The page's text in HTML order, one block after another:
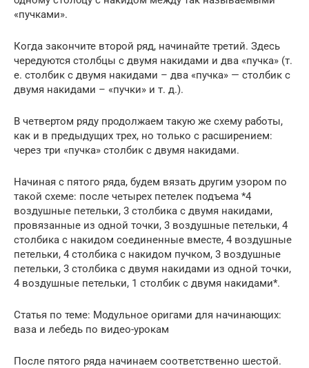
«пучками».
Когда закончите второй ряд, начинайте третий. Здесь
чередуются столбцы с двумя накидами и два «пучка» (т.
е. столбик с двумя накидами – два «пучка» — столбик с
двумя накидами – «пучки» и т. д.).
В четвертом ряду продолжаем такую же схему работы,
как и в предыдущих трех, но только с расширением:
через три «пучка» столбик с двумя накидами.
Начиная с пятого ряда, будем вязать другим узором по
такой схеме: после четырех петелек подъема *4
воздушные петельки, 3 столбика с двумя накидами,
провязанные из одной точки, 3 воздушные петельки, 4
столбика с накидом соединенные вместе, 4 воздушные
петельки, 4 столбика с накидом пучком, 3 воздушные
петельки, 3 столбика с двумя накидами из одной точки,
4 воздушные петельки, 1 столбик с двумя накидами*.
Статья по теме: Модульное оригами для начинающих:
ваза и лебедь по видео-урокам
После пятого ряда начинаем соответственно шестой.